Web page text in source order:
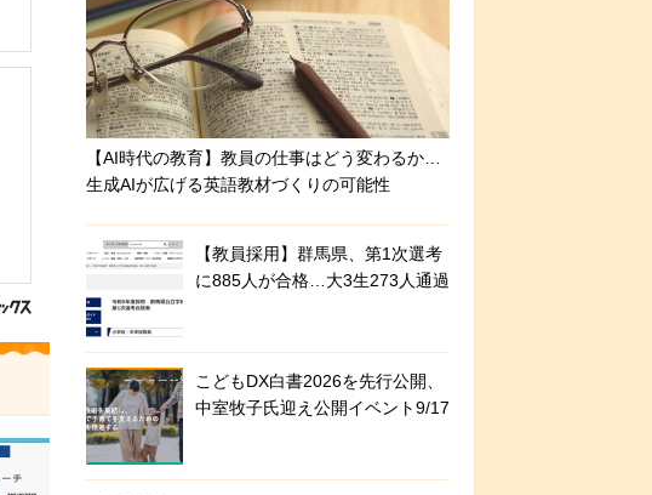
【AI時代の教育】教員の仕事はどう変わるか…
生成AIが広げる英語教材づくりの可能性
【教員採用】群馬県、第1次選考
に885人が合格…大3生273人通過
こどもDX白書2026を先行公開、
中室牧子氏迎え公開イベント9/17